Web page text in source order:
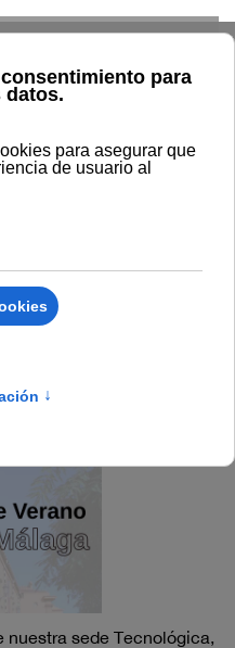
Sede Tecnológica.
Sede
sede Tecnológica,